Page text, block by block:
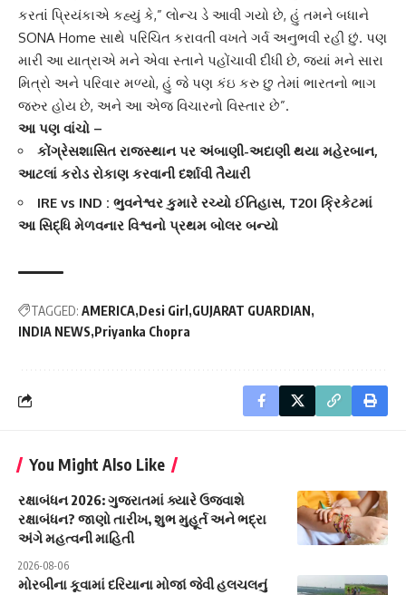
00:00
કરતાં પ્રિયંકાએ કહ્યું કે,” લોન્ચ ડે આવી ગયો છે, હું તમને બધાને
SONA Home સાથે પરિચિત કરાવતી વખતે ગર્વ અનુભવી રહી છું. પણ
મારી આ યાત્રાએ મને એવા સ્તાને પહોંચાવી દીધી છે, જ્યાં મને સારા
મિત્રો અને પરિવાર મળ્યો, હું જે પણ કંઇ કરુ છુ તેમાં ભારતનો ભાગ
જરુર હોય છે, અને આ એજ વિચારનો વિસ્તાર છે”.
આ પણ વાંચો –
કોંગ્રેસશાસિત રાજસ્થાન પર અંબાણી-અદાણી થયા મહેરબાન,
આટલાં કરોડ રોકાણ કરવાની દર્શાવી તૈયારી
IRE vs IND : ભુવનેશ્વર કુમારે રચ્યો ઈતિહાસ, T20I ક્રિકેટમાં
આ સિદ્ધિ મેળવનાર વિશ્વનો પ્રથમ બોલર બન્યો
TAGGED: AMERICA Desi Girl GUJARAT GUARDIAN
INDIA NEWS Priyanka Chopra
You Might Also Like
રક્ષાબંધન 2026: ગુજરાતમાં ક્યારે ઉજવાશે
રક્ષાબંધન? જાણો તારીખ, શુભ મુહૂર્ત અને ભદ્રા
અંગે મહત્વની માહિતી
2026-08-06
મોરબીના કૂવામાં દરિયાના મોજાં જેવી હલચલનું